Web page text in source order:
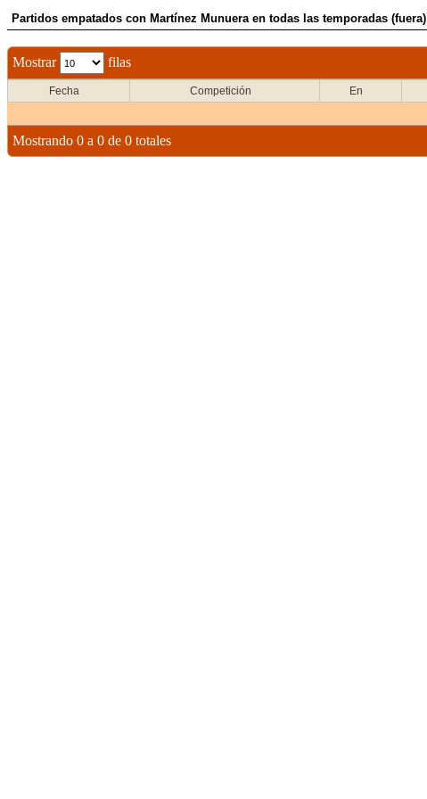
Partidos empatados con Martínez Munuera en todas las temporadas (fuera)
Mostrar filas
Fecha Competición En
Mostrando 0 a 0 de 0 totales